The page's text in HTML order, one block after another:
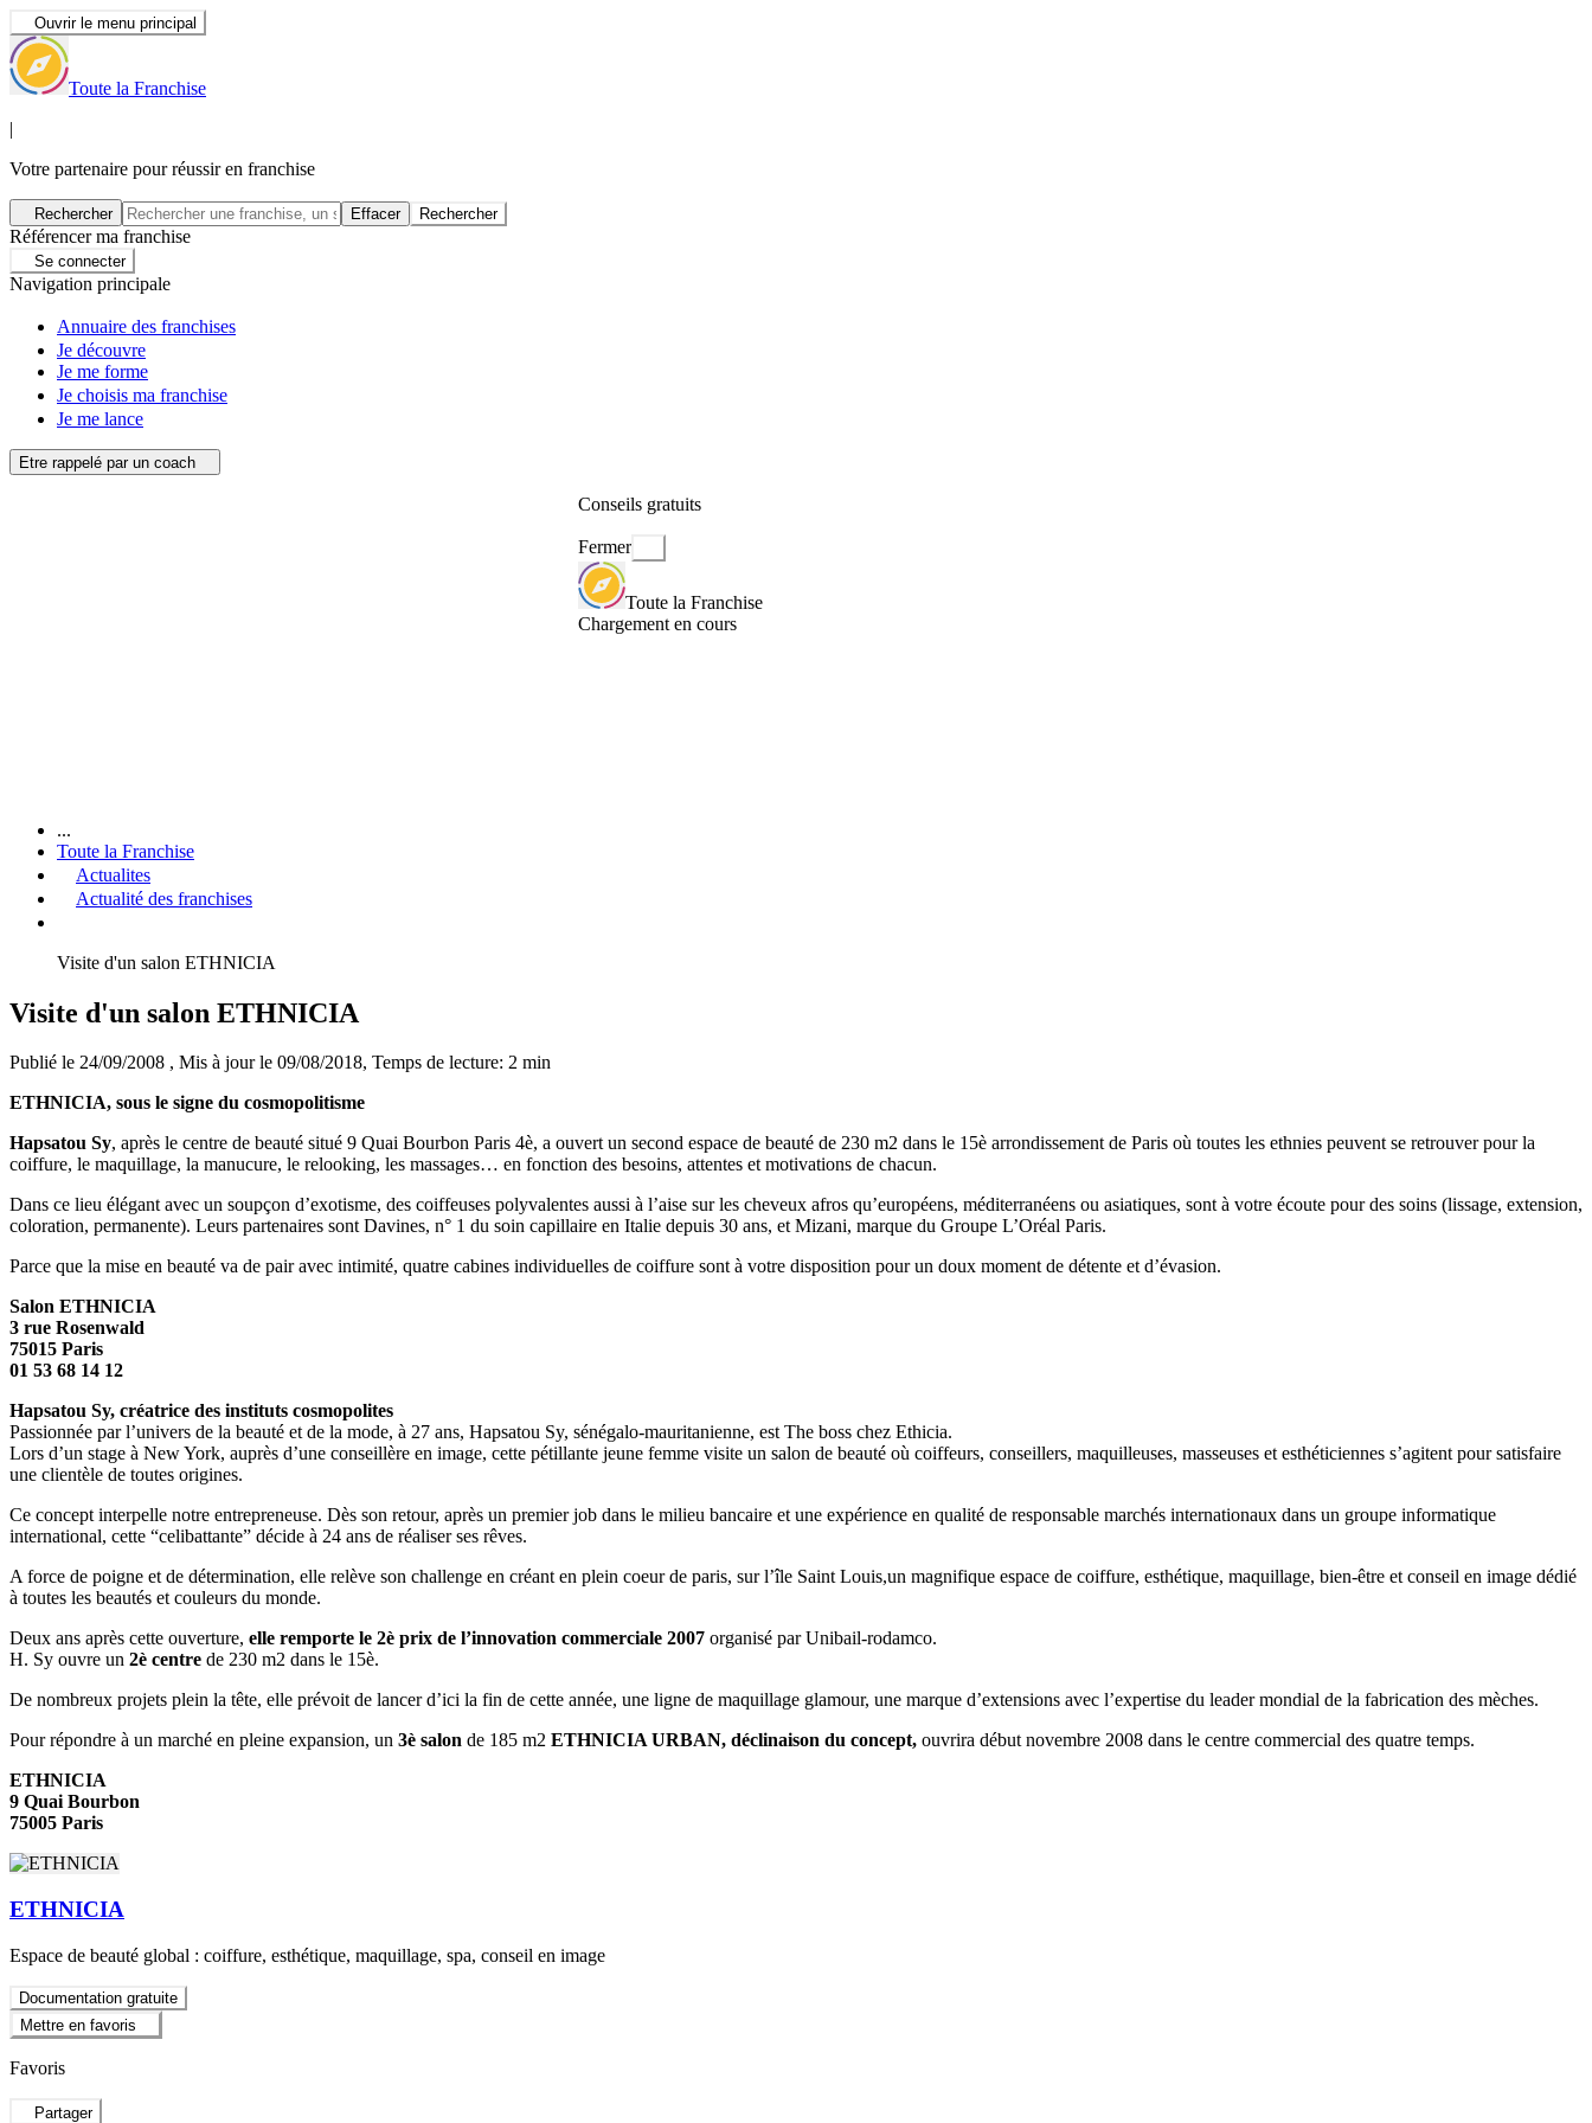
Ouvrir le menu principal
Toute la Franchise
|
Votre partenaire pour réussir en franchise
Rechercher Effacer Rechercher
Référencer ma franchise
Se connecter
Navigation principale
Annuaire des franchises
Je découvre
Je me forme
Je choisis ma franchise
Je me lance
Etre rappelé par un coach
Conseils gratuits
Fermer
Toute la Franchise
Chargement en cours
...
Toute la Franchise
Actualites
Actualité des franchises
Visite d'un salon ETHNICIA
Visite d'un salon ETHNICIA
Publié le 24/09/2008 , Mis à jour le 09/08/2018, Temps de lecture: 2 min
ETHNICIA, sous le signe du cosmopolitisme
Hapsatou Sy, après le centre de beauté situé 9 Quai Bourbon Paris 4è, a ouvert un second espace de beauté de 230 m2 dans le 15è arrondissement de Paris où toutes les ethnies peuvent se retrouver pour la
coiffure, le maquillage, la manucure, le relooking, les massages… en fonction des besoins, attentes et motivations de chacun.
Dans ce lieu élégant avec un soupçon d’exotisme, des coiffeuses polyvalentes aussi à l’aise sur les cheveux afros qu’européens, méditerranéens ou asiatiques, sont à votre écoute pour des soins (lissage, extension,
coloration, permanente). Leurs partenaires sont Davines, n° 1 du soin capillaire en Italie depuis 30 ans, et Mizani, marque du Groupe L’Oréal Paris.
Parce que la mise en beauté va de pair avec intimité, quatre cabines individuelles de coiffure sont à votre disposition pour un doux moment de détente et d’évasion.
Salon ETHNICIA
3 rue Rosenwald
75015 Paris
01 53 68 14 12
Hapsatou Sy, créatrice des instituts cosmopolites
Passionnée par l’univers de la beauté et de la mode, à 27 ans, Hapsatou Sy, sénégalo-mauritanienne, est The boss chez Ethicia.
Lors d’un stage à New York, auprès d’une conseillère en image, cette pétillante jeune femme visite un salon de beauté où coiffeurs, conseillers, maquilleuses, masseuses et esthéticiennes s’agitent pour satisfaire
une clientèle de toutes origines.
Ce concept interpelle notre entrepreneuse. Dès son retour, après un premier job dans le milieu bancaire et une expérience en qualité de responsable marchés internationaux dans un groupe informatique
international, cette “celibattante” décide à 24 ans de réaliser ses rêves.
A force de poigne et de détermination, elle relève son challenge en créant en plein coeur de paris, sur l’île Saint Louis,un magnifique espace de coiffure, esthétique, maquillage, bien-être et conseil en image dédié
à toutes les beautés et couleurs du monde.
Deux ans après cette ouverture, elle remporte le 2è prix de l’innovation commerciale 2007 organisé par Unibail-rodamco.
H. Sy ouvre un 2è centre de 230 m2 dans le 15è.
De nombreux projets plein la tête, elle prévoit de lancer d’ici la fin de cette année, une ligne de maquillage glamour, une marque d’extensions avec l’expertise du leader mondial de la fabrication des mèches.
Pour répondre à un marché en pleine expansion, un 3è salon de 185 m2 ETHNICIA URBAN, déclinaison du concept, ouvrira début novembre 2008 dans le centre commercial des quatre temps.
ETHNICIA
9 Quai Bourbon
75005 Paris
ETHNICIA
Espace de beauté global : coiffure, esthétique, maquillage, spa, conseil en image
Documentation gratuite
Mettre en favoris
Favoris
Partager